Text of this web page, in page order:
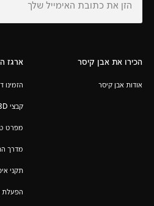
הכירו את אבן קיסר
אודות אבן קיסר
ארגז
הזמינו
קבצי 3D
מפרט
מדרך
תקני
הפעלת